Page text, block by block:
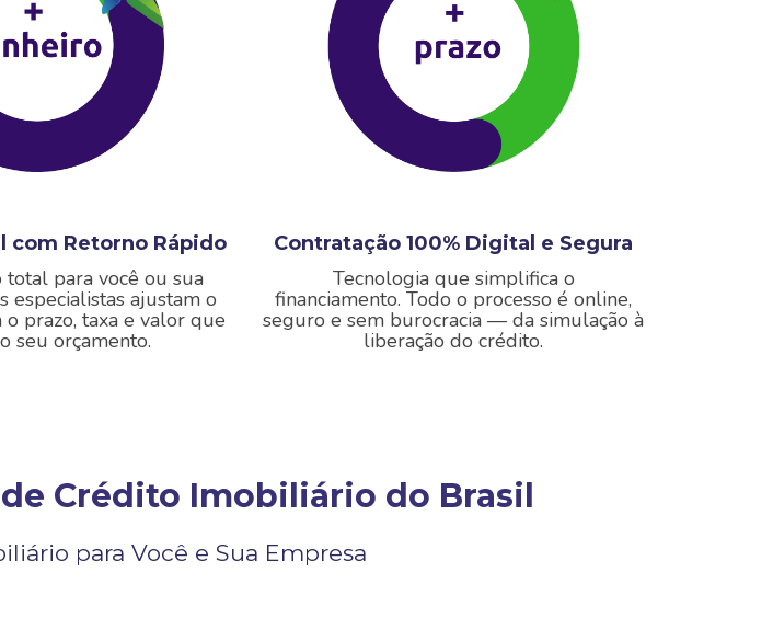
com Retorno Rápido
total para você ou sua
especialistas ajustam o
prazo, taxa e valor que
seu orçamento.
Contratação 100% Digital e Segura
Tecnologia que simplifica o
financiamento. Todo o processo é online,
seguro e sem burocracia — da simulação à
liberação do crédito.
Crédito Imobiliário do Brasil
para Você e Sua Empresa